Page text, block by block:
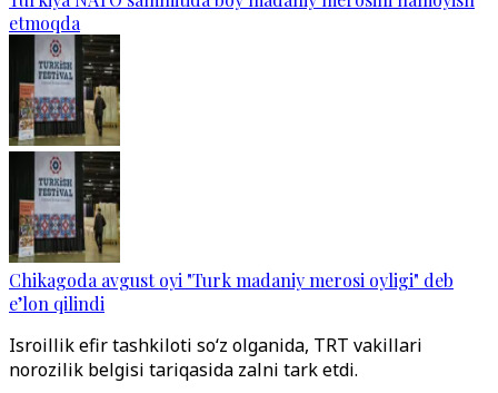
etmoqda
Chikagoda avgust oyi "Turk madaniy merosi oyligi" deb
e’lon qilindi
Isroillik efir tashkiloti so‘z olganida, TRT vakillari
norozilik belgisi tariqasida zalni tark etdi.